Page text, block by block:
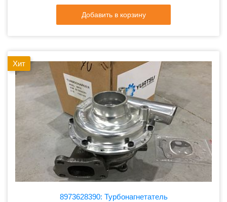
Добавить в корзину
Хит
8973628390: Турбонагнетатель